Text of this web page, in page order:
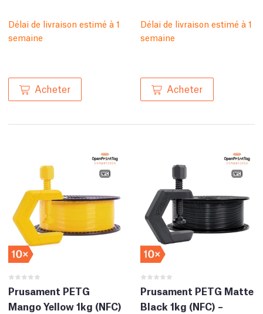
Délai de livraison estimé à 1
semaine
Acheter
Délai de livraison estimé à 1
semaine
Acheter
Prusament PETG
Mango Yellow 1kg (NFC)
Prusament PETG Matte
Black 1kg (NFC) –